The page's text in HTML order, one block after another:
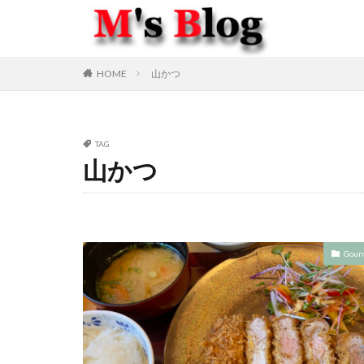
HOME 山かつ
TAG
山かつ